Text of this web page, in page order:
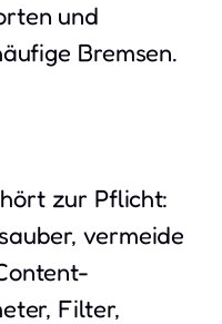
und
Bremsen.
zur Pflicht:
vermeide
Filter,